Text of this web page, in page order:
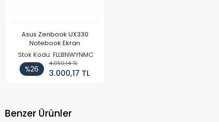
Asus Zenbook UX330
Notebook Ekran
Stok Kodu: FLLBNWYNMC
%26
4.050,14 TL
3.000,17 TL
Benzer Ürünler